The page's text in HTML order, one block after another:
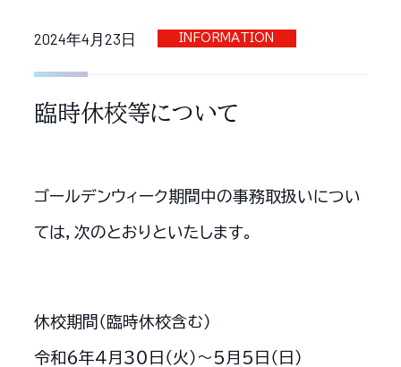
2024年4月23日 INFORMATION
臨時休校等について
ゴールデンウィーク期間中の事務取扱いについ
ては，次のとおりといたします。
休校期間（臨時休校含む）
令和６年４月３０日（火）～５月５日（日）